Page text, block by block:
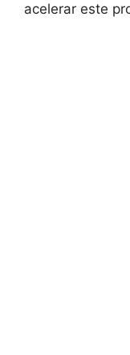
acelerar este